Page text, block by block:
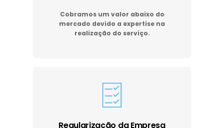
Cobramos um valor abaixo do
mercado devido a expertise na
realização do serviço.
Regularização da Empresa